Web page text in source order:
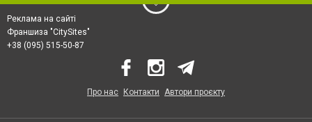
Реклама на сайті
Франшиза "CitySites"
+38 (095) 515-50-87
Про нас Контакти Автори проєкту